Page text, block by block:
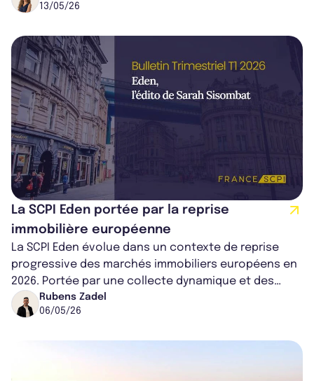
13/05/26
La SCPI Eden portée par la reprise
immobilière européenne
La SCPI Eden évolue dans un contexte de reprise
progressive des marchés immobiliers européens en
2026. Portée par une collecte dynamique et des
perspectives d’investissement en Eur...
Rubens Zadel
06/05/26